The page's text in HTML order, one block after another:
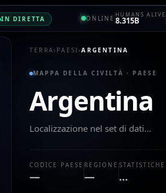
IN DIRETTA ONLINE HUMANS ALIVE
8.315B
TERRA› PAESI›ARGENTINA
MAPPA DELLA CIVILTÀ · PAESE
Argentina
Localizzazione nel set di dati…
CODICE PAESE
—
REGIONE
— …